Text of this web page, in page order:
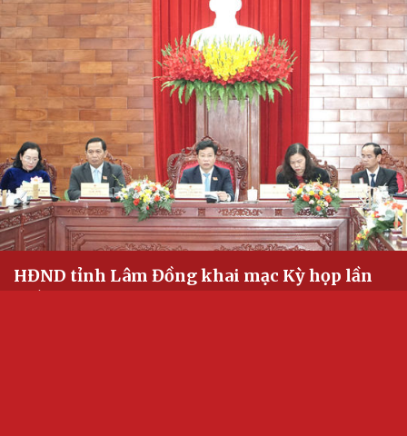
HĐND tỉnh Lâm Đồng khai mạc Kỳ họp lần